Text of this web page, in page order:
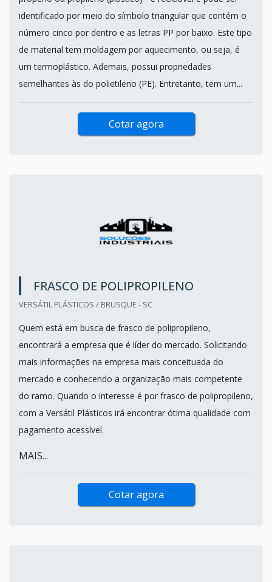
identificado por meio do símbolo triangular que contém o
número cinco por dentro e as letras PP por baixo. Este tipo
de material tem moldagem por aquecimento, ou seja, é
um termoplástico. Ademais, possui propriedades
semelhantes às do polietileno (PE). Entretanto, tem um...
Cotar agora
FRASCO DE POLIPROPILENO
VERSÁTIL PLÁSTICOS / BRUSQUE - SC
Quem está em busca de frasco de polipropileno,
encontrará a empresa que é líder do mercado. Solicitando
mais informações na empresa mais conceituada do
mercado e conhecendo a organização mais competente
do ramo. Quando o interesse é por frasco de polipropileno,
com a Versátil Plásticos irá encontrar ótima qualidade com
pagamento acessível.
MAIS...
Cotar agora